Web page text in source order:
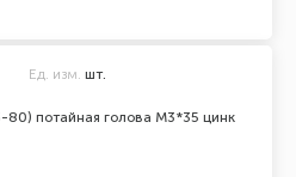
потайная голова М3*35 цинк
Ед. изм. шт.